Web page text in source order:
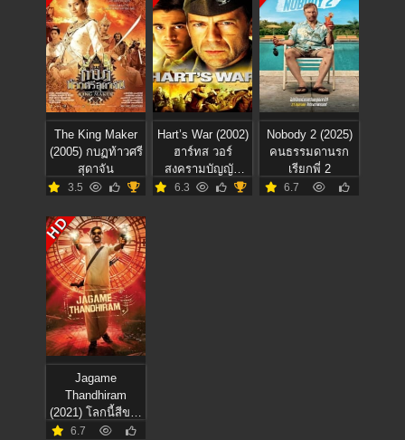
The King Maker
(2005) กบฏท้าวศรี
สุดาจัน
3.5
Hart’s War (2002)
ฮาร์ทส วอร์
สงครามบัญญัติ
วีรบุรุษ
6.3
Nobody 2 (2025)
คนธรรมดานรก
เรียกพี่ 2
6.7
HD
Jagame
Thandhiram
(2021) โลกนี้สีขาว
ดำ
6.7